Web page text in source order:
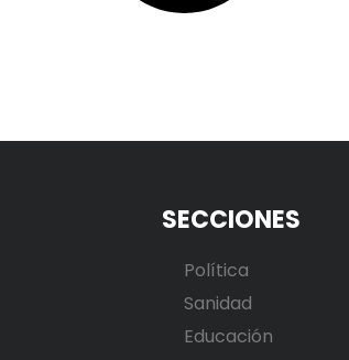
SECCIONES
Política
Sanidad
Educación